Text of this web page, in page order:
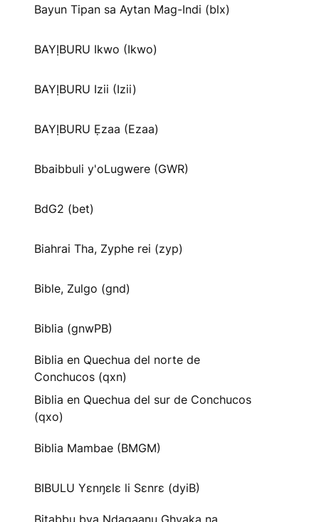
Bayun Tipan sa Aytan Mag-Indi (blx)
BAYỊBURU Ikwo (Ikwo)
BAYỊBURU Izii (Izii)
BAYỊBURU Ẹzaa (Ezaa)
Bbaibbuli y'oLugwere (GWR)
BdG2 (bet)
Biahrai Tha, Zyphe rei (zyp)
Bible, Zulgo (gnd)
Biblia (gnwPB)
Biblia en Quechua del norte de
Conchucos (qxn)
Biblia en Quechua del sur de Conchucos
(qxo)
Biblia Mambae (BMGM)
BIBULU Yɛnŋɛlɛ li Sɛnrɛ (dyiB)
Bitabbu bya Ndagaanu Ghyaka na